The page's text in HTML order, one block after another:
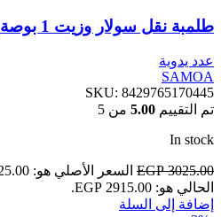
طلمبة نقل سولار وزيت 1 بوصة يدوي SAMOA اسباني
عدد يدوية
SAMOA
SKU: 8429765170445
تم التقييم 5.00 من 5
In stock
EGP3025.00 السعر الأصلي هو: EGP 3025.00.
الحالي هو: EGP 2915.00.
إضافة إلى السلة